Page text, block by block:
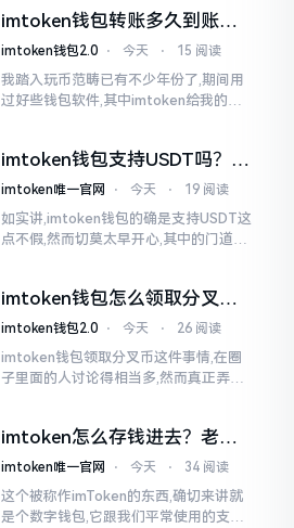
imtoken钱包转账多久到账？
一文说清楚
imtoken钱包2.0 ⋅ 今天 ⋅ 15 阅读
我踏入玩币范畴已有不少年份了,期间用
过好些钱包软件,其中imtoken给我的整
imtoken钱包支持USDT吗？转
账提现全攻略
imtoken唯一官网 ⋅ 今天 ⋅ 19 阅读
如实讲,imtoken钱包的确是支持USDT这
点不假,然而切莫太早开心,其中的门道是
费高得主子心疼
imtoken钱包怎么领取分叉
币？老手教你避坑
imtoken钱包2.0 ⋅ 今天 ⋅ 26 阅读
imtoken钱包领取分叉币这件事情,在圈
子里面的人讨论得相当多,然而真正弄明
imtoken怎么存钱进去？老玩
家教你把钱转进钱包
imtoken唯一官网 ⋅ 今天 ⋅ 34 阅读
这个被称作imToken的东西,确切来讲就
是个数字钱包,它跟我们平常使用的支付